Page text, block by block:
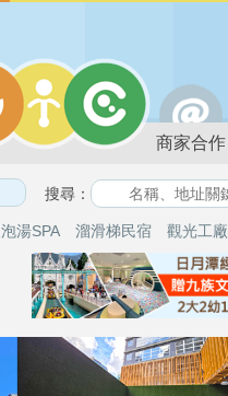
商家合作
搜尋：
湯SPA 溜滑梯民宿 觀光工廠